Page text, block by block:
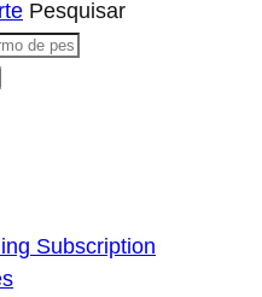
Pesquisar
Subscription